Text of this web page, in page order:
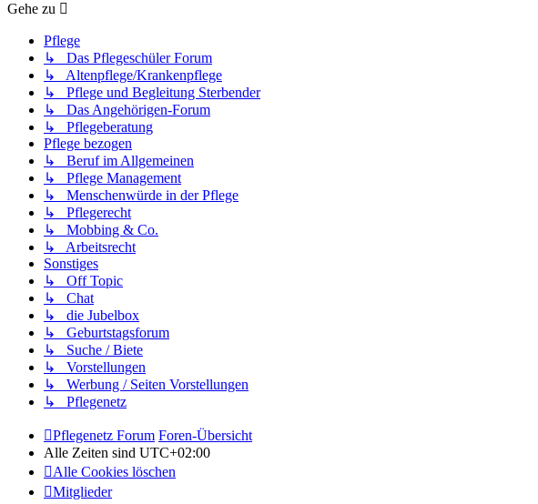
Gehe zu
Pflege
↳ Das Pflegeschüler Forum
↳ Altenpflege/Krankenpflege
↳ Pflege und Begleitung Sterbender
↳ Das Angehörigen-Forum
↳ Pflegeberatung
Pflege bezogen
↳ Beruf im Allgemeinen
↳ Pflege Management
↳ Menschenwürde in der Pflege
↳ Pflegerecht
↳ Mobbing & Co.
↳ Arbeitsrecht
Sonstiges
↳ Off Topic
↳ Chat
↳ die Jubelbox
↳ Geburtstagsforum
↳ Suche / Biete
↳ Vorstellungen
↳ Werbung / Seiten Vorstellungen
↳ Pflegenetz
Pflegenetz Forum Foren-Übersicht
Alle Zeiten sind UTC+02:00
Alle Cookies löschen
Mitglieder